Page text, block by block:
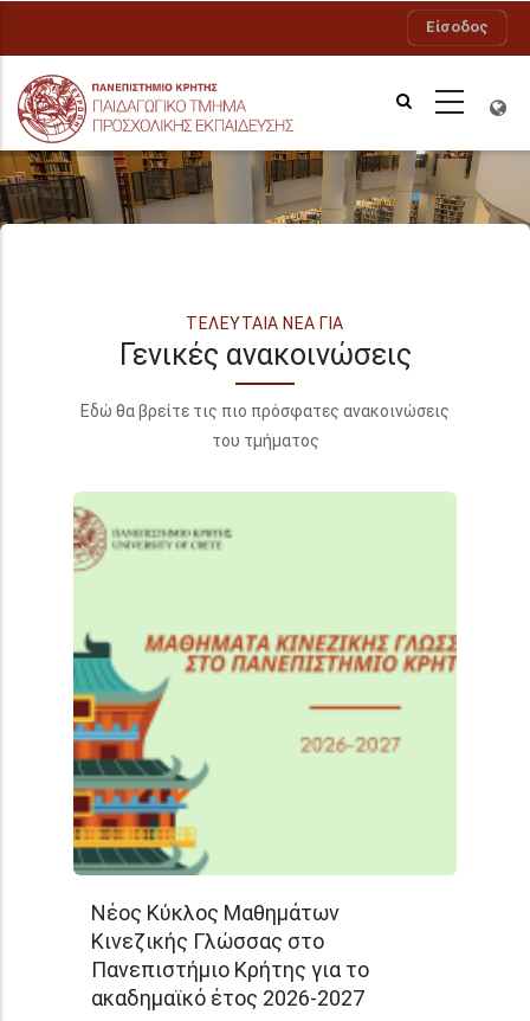
κυρίως
περιεχόμενο
Είσοδος
Νέα
ΤΕΛΕΥΤΑΊΑ ΝΈΑ ΓΙΑ
Γενικές ανακοινώσεις
Εδώ θα βρείτε τις πιο πρόσφατες ανακοινώσεις
του τμήματος
Νέος Κύκλος Μαθημάτων
Κινεζικής Γλώσσας στο
Πανεπιστήμιο Κρήτης για το
ακαδημαϊκό έτος 2026-2027